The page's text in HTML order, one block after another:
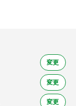
変更
変更
変更